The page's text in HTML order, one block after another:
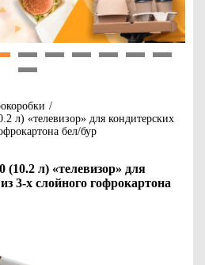
/
л) «телевизор» для кондитерских
бел/бур
л) «телевизор» для
3-х слойного гофрокартона